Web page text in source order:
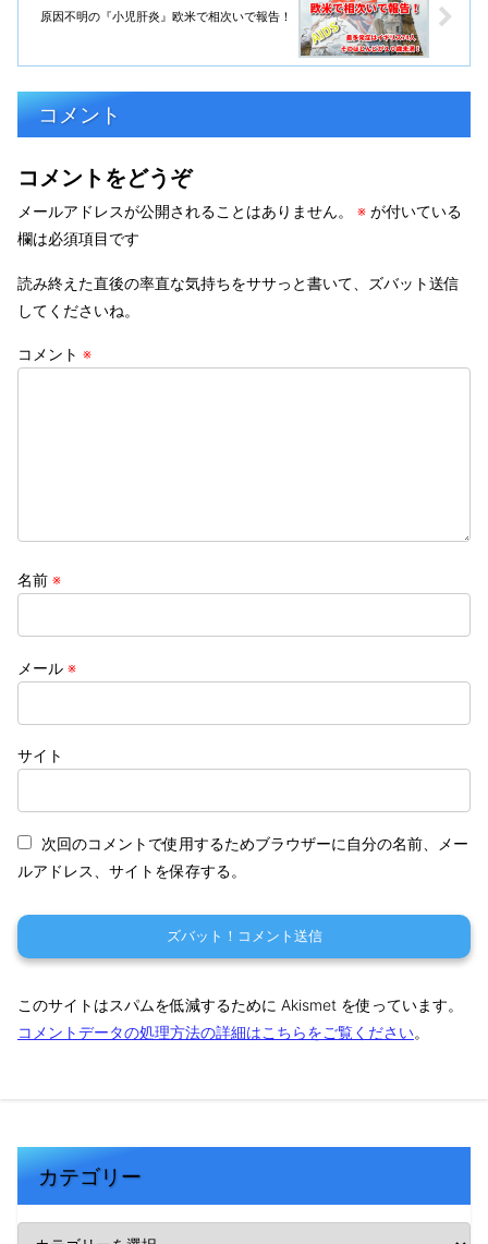
原因不明の『小児肝炎』欧米で相次いで報告！
コメント
コメントをどうぞ
メールアドレスが公開されることはありません。 ※ が付いている
欄は必須項目です
読み終えた直後の率直な気持ちをササっと書いて、ズバット送信
してくださいね。
コメント ※
名前 ※
メール ※
サイト
次回のコメントで使用するためブラウザーに自分の名前、メー
ルアドレス、サイトを保存する。
このサイトはスパムを低減するために Akismet を使っています。
コメントデータの処理方法の詳細はこちらをご覧ください。
カテゴリー